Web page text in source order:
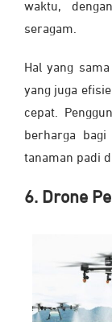
waktu,
seragam.
Hal yang
yang juga
cepat.
berharga
tanaman padi
6. Drone